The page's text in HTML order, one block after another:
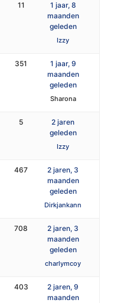
11
1 jaar, 8
maanden
geleden
Izzy
351
1 jaar, 9
maanden
geleden
Sharona
5
2 jaren
geleden
Izzy
467
2 jaren, 3
maanden
geleden
Dirkjankann
708
2 jaren, 3
maanden
geleden
charlymcoy
403
2 jaren, 9
maanden